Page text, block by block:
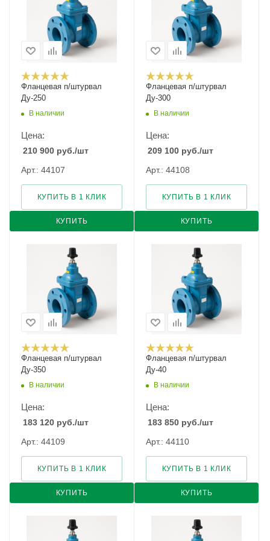
Фланцевая п/штурвал
Ду-250
В наличии
Цена:
210 900 руб./шт
Арт.: 44107
КУПИТЬ
КУПИТЬ В 1 КЛИК
Фланцевая п/штурвал
Ду-300
В наличии
Цена:
209 100 руб./шт
Арт.: 44108
КУПИТЬ
КУПИТЬ В 1 КЛИК
Фланцевая п/штурвал
Ду-350
В наличии
Цена:
183 120 руб./шт
Арт.: 44109
КУПИТЬ
КУПИТЬ В 1 КЛИК
Фланцевая п/штурвал
Ду-40
В наличии
Цена:
183 850 руб./шт
Арт.: 44110
КУПИТЬ
КУПИТЬ В 1 КЛИК